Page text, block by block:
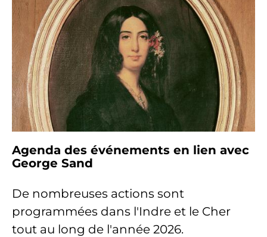
Agenda des événements en lien avec
George Sand
De nombreuses actions sont
programmées dans l'Indre et le Cher
tout au long de l'année 2026.